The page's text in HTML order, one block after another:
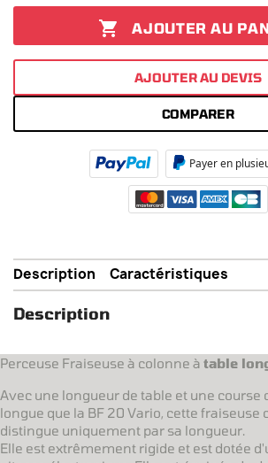
 AJOUTER AU
AJOUTER AU DEVIS
COMPARER
Payer en
Description Caractéristiques
Description
Perceuse Fraiseuse à colonne à table
Avec une longueur de table et une course
longue que la BF 20 Vario, cette
distingue uniquement par sa longueur.
Elle est extrêmement rigide et est dotée